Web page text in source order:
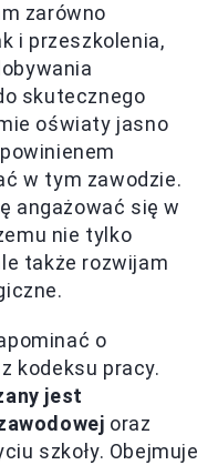
zarówno
i przeszkolenia,
skutecznego
oświaty jasno
w tym zawodzie.
angażować się w
nie tylko
także rozwijam
o
kodeksu pracy.
jest
oraz
szkoły. Obejmuje